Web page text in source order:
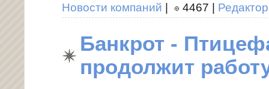
Новости компаний 4467 Редактор
Банкрот -
продолжит